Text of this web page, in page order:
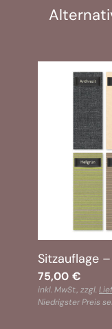
Sitzauflage
75,00 €
inkl. MwSt., zzgl.
Niedrigster Preis